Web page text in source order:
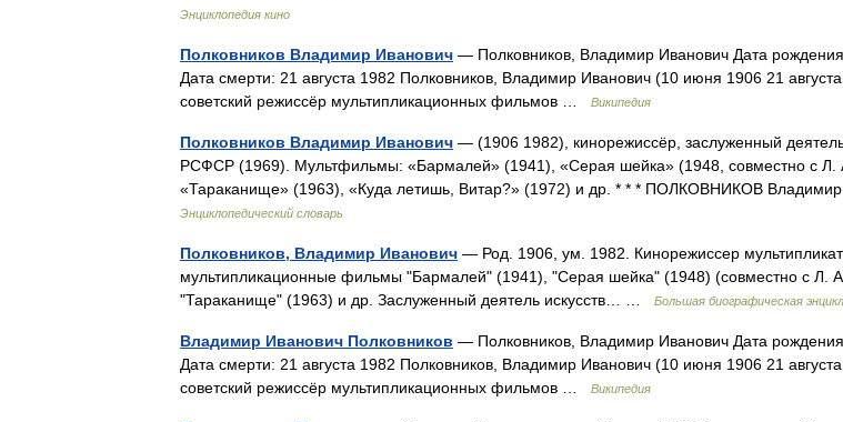
Энциклопедия кино
Полковников Владимир Иванович — Полковников, Владимир Иванович Дата
Дата смерти: 21 августа 1982 Полковников, Владимир Иванович (10 июня 1906 21
советский режиссёр мультипликационных фильмов …
Википедия
Полковников Владимир Иванович — (1906 1982), кинорежиссёр, заслуженный деятель
РСФСР (1969). Мультфильмы: «Бармалей» (1941), «Серая шейка» (1948, совместно с Л.
«Тараканище» (1963), «Куда летишь, Витар?» (1972) и др. * * * ПОЛКОВНИКОВ
Энциклопедический словарь
Полковников, Владимир Иванович — Род. 1906, ум. 1982. Кинорежиссер
мультипликационные фильмы "Бармалей" (1941), "Серая шейка" (1948) (совместно с Л.
"Тараканище" (1963) и др. Заслуженный деятель искусств… …
Большая биографическая
Владимир Иванович Полковников — Полковников, Владимир Иванович Дата
Дата смерти: 21 августа 1982 Полковников, Владимир Иванович (10 июня 1906 21
советский режиссёр мультипликационных фильмов …
Википедия